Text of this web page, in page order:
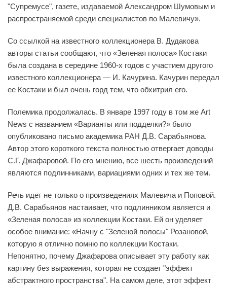
"Супремусе", газете, издаваемой Александром Шумовым и
распространяемой среди специалистов по Малевичу».
Со ссылкой на известного коллекционера В. Дудакова
авторы статьи сообщают, что «Зеленая полоса» Костаки
была создана в середине 1960-х годов с участием другого
известного коллекционера — И. Качурина. Качурин передал
ее Костаки и был очень горд тем, что обхитрил его.
Полемика продолжалась. В январе 1997 году в том же Art
News с названием «Варианты или подделки?» было
опубликовано письмо академика РАН Д.В. Сарабьянова.
Автор этого короткого текста полностью отвергает доводы
С.Г. Джафаровой. По его мнению, все шесть произведений
являются подлинниками, вариациями одних и тех же тем.
Речь идет не только о произведениях Малевича и Поповой.
Д.В. Сарабьянов настаивает, что подлинником является и
«Зеленая полоса» из коллекции Костаки. Ей он уделяет
особое внимание: «Начну с "Зеленой полосы" Розановой,
которую я отлично помню по коллекции Костаки.
Непонятно, почему Джафарова описывает эту работу как
картину без выражения, которая не создает "эффект
абстрактного пространства". На самом деле, этот эффект